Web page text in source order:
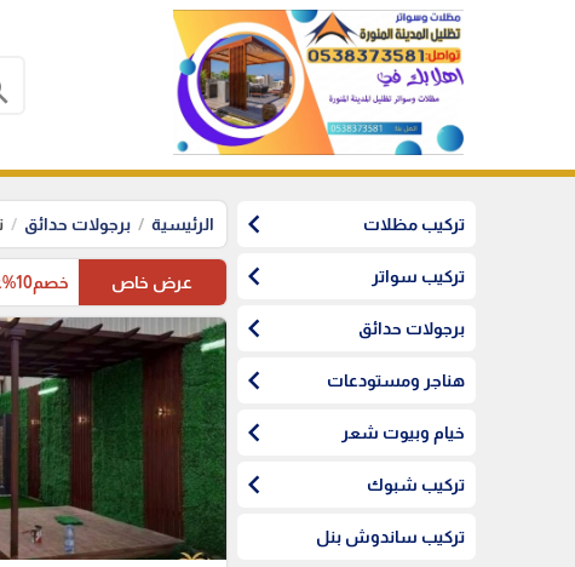
تركيب مظلات chevron_left
تركيب سواتر chevron_left
برجولات حدائق chevron_left
هناجر ومستودعات chevron_left
خيام وبيوت شعر chevron_left
تركيب شبوك chevron_left
تركيب ساندوش بنل
الرئيسية برجولات حدائق
عرض خاص خصم10%على مظلات السيارات لاهل المدينة المنورة